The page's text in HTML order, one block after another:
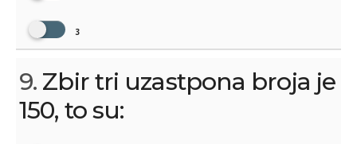
3
9. Zbir tri uzastpona broja je
150, to su: